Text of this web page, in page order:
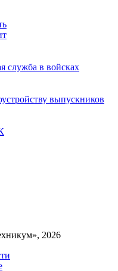
служба в войсках
выпускников
2026